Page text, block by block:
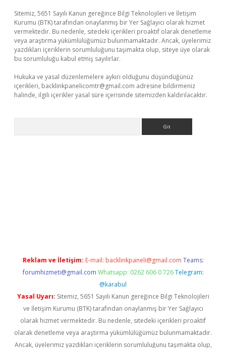
Sitemiz, 5651 Sayılı Kanun gereğince Bilgi Teknolojileri ve İletişim
Kurumu (BTK) tarafından onaylanmış bir Yer Sağlayıcı olarak hizmet
vermektedir. Bu nedenle, sitedeki içerikleri proaktif olarak denetleme
veya araştırma yükümlülüğümüz bulunmamaktadır. Ancak, üyelerimiz
yazdıkları içeriklerin sorumluluğunu taşımakta olup, siteye üye olarak
bu sorumluluğu kabul etmiş sayılırlar.
Hukuka ve yasal düzenlemelere aykırı olduğunu düşündüğünüz
içerikleri, backlinkpanelicomtr@gmail.com adresine bildirmeniz
halinde, ilgili içerikler yasal süre içerisinde sitemizden kaldırılacaktır.
Reklam ve İletişim: E-mail: backlinkpaneli@gmail.com Teams:
forumhizmeti@gmail.com Whatsapp: 0262 606 0 726 Telegram:
@karabul
Yasal Uyarı: Sitemiz, 5651 Sayılı Kanun gereğince Bilgi Teknolojileri
ve İletişim Kurumu (BTK) tarafından onaylanmış bir Yer Sağlayıcı
olarak hizmet vermektedir. Bu nedenle, sitedeki içerikleri proaktif
olarak denetleme veya araştırma yükümlülüğümüz bulunmamaktadır.
Ancak, üyelerimiz yazdıkları içeriklerin sorumluluğunu taşımakta olup,